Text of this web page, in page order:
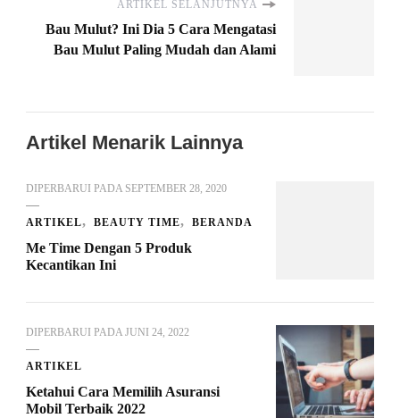
ARTIKEL SELANJUTNYA
Bau Mulut? Ini Dia 5 Cara Mengatasi
Bau Mulut Paling Mudah dan Alami
Artikel Menarik Lainnya
DIPERBARUI PADA SEPTEMBER 28, 2020
ARTIKEL BEAUTY TIME BERANDA
Me Time Dengan 5 Produk
Kecantikan Ini
DIPERBARUI PADA JUNI 24, 2022
ARTIKEL
Ketahui Cara Memilih Asuransi
Mobil Terbaik 2022